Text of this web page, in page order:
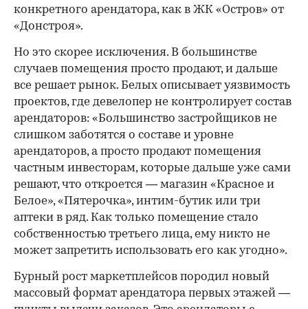
конкретного арендатора, как в ЖК «Остров» от
«Донстроя».
Но это скорее исключения. В большинстве
случаев помещения просто продают, и дальше
все решает рынок. Белых описывает уязвимость
проектов, где девелопер не контролирует состав
арендаторов: «Большинство застройщиков не
слишком заботятся о составе и уровне
арендаторов, а просто продают помещения
частным инвесторам, которые дальше уже сами
решают, что откроется — магазин «Красное и
Белое», «Пятерочка», интим-бутик или три
аптеки в ряд. Как только помещение стало
собственностью третьего лица, ему никто не
может запретить использовать его как угодно».
Бурный рост маркетплейсов породил новый
массовый формат арендатора первых этажей —